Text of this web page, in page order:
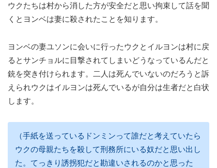
ウクたちは村から消した方が安全だと思い拘束して話を聞
くとヨンベは妻に殺されたことを知ります。
ヨンベの妻ユソンに会いに行ったウクとイルヨンは村に戻
るとサンチョルに目撃されてしまいどうなっているんだと
銃を突き付けられます。二人は死んでいないのだろうと訴
えられウクはイルヨンは死んでいるが自分は生者だと白状
します。
（手紙を送っているドンミンって誰だと考えていたら
ウクの母親たちを殺して刑務所にいる奴だと思い出し
た。てっきり誘拐犯だと勘違いされるのかと思った